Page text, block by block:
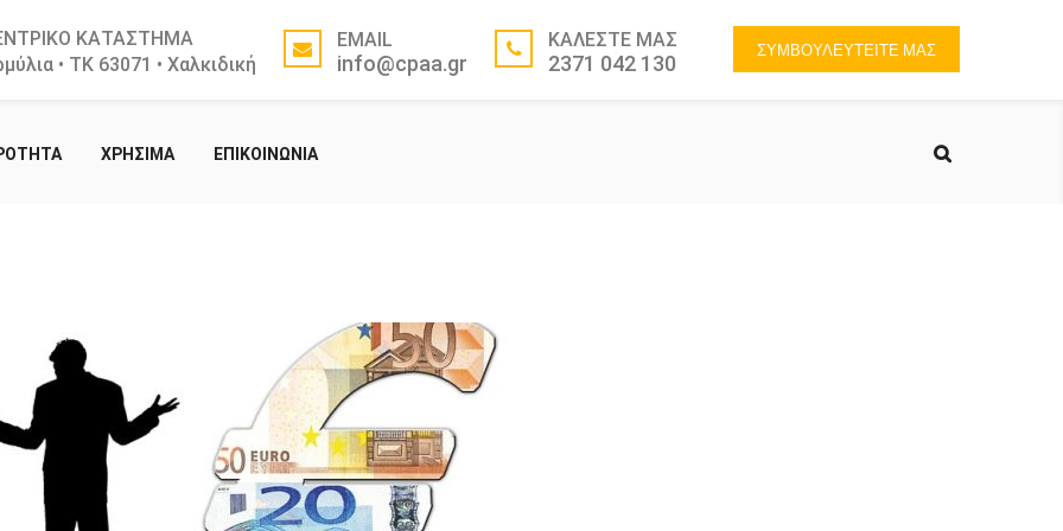
ΣΥΜΒΟΥΛΕΥΤΕΙΤΕ ΜΑΣ
ΚΑΤΑΣΤΗΜΑ
• ΤΚ 63071 • Χαλκιδική
EMAIL
info@cpaa.gr
ΚΑΛΕΣΤΕ ΜΑΣ
2371 042 130
ΧΡΗΣΙΜΑ ΕΠΙΚΟΙΝΩΝΙΑ